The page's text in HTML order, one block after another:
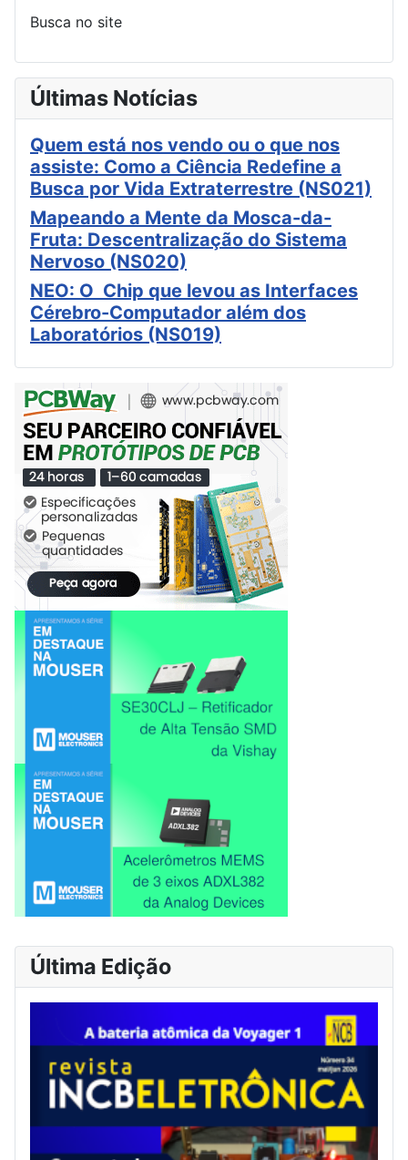
Busca no site
Últimas Notícias
Quem está nos vendo ou o que nos
assiste: Como a Ciência Redefine a
Busca por Vida Extraterrestre (NS021)
Mapeando a Mente da Mosca-da-
Fruta: Descentralização do Sistema
Nervoso (NS020)
NEO: O Chip que levou as Interfaces
Cérebro-Computador além dos
Laboratórios (NS019)
Última Edição